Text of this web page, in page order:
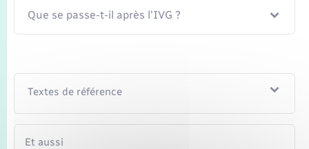
Que se passe-t-il après l'IVG ?
Textes de référence
Et aussi